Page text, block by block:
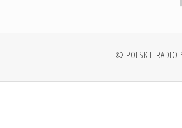
© POLSKIE RADIO